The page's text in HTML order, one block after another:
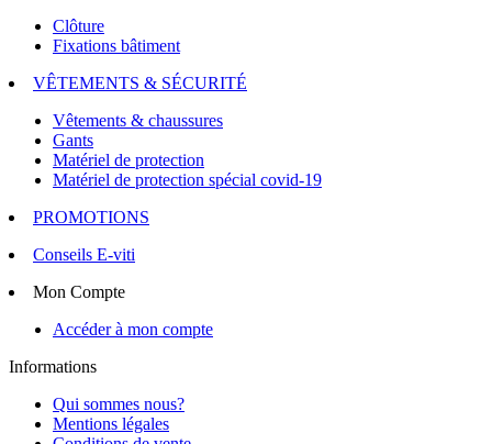
Clôture
Fixations bâtiment
VÊTEMENTS & SÉCURITÉ
Vêtements & chaussures
Gants
Matériel de protection
Matériel de protection spécial covid-19
PROMOTIONS
Conseils E-viti
Mon Compte
Accéder à mon compte
Informations
Qui sommes nous?
Mentions légales